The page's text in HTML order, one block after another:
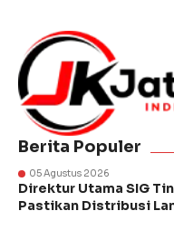
Berita Populer
05 Agustus 2026
Direktur Utama SIG
Pastikan Distribusi